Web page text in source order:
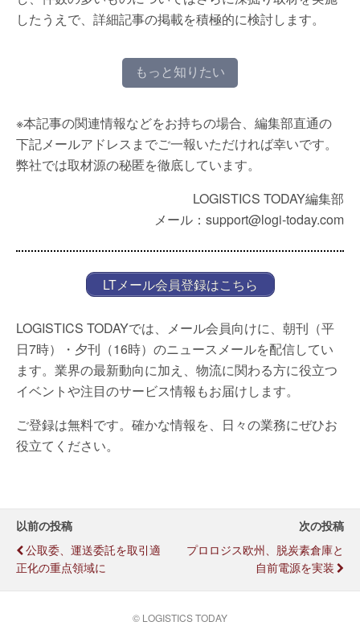
したうえで、詳細記事の掲載を積極的に検討します。
もっと知りたい
※本記事の関連情報などをお持ちの場合、編集部直通の
下記メールアドレスまでご一報いただければ幸いです。
弊社では取材源の秘匿を徹底しています。
LOGISTICS TODAY編集部
メール：support@logi-today.com
LTメール会員登録はこちら
LOGISTICS TODAYでは、メール会員向けに、朝刊（平
日7時）・夕刊（16時）のニュースメールを配信してい
ます。業界の最新動向に加え、物流に関わる方に役立つ
イベントや注目のサービス情報もお届けします。
ご登録は無料です。確かな情報を、日々の業務にぜひお
役立てください。
以前の投稿
公取委、運送委託を取引適
正化の重点領域に
次の投稿
プロロジス欧州、脱炭素倉庫と
自前電源を実装
© LOGISTICS TODAY